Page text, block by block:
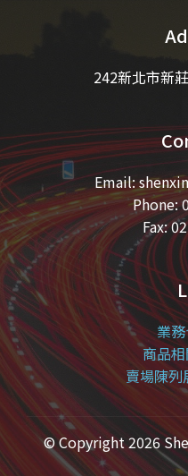
242新北市新
Email:
Phone:
Fax:
業
商品
賣場陳
© Copyright 2026